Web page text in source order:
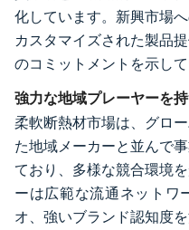
化しています。新興市場
カスタマイズされた製品
のコミットメントを示して
強力な地域プレーヤーを
柔軟断熱材市場は、グロ
た地域メーカーと並んで
ており、多様な競合環境
ーは広範な流通ネットワ
オ、強いブランド認知度